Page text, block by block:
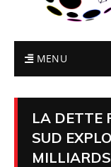
MENU
LA DETTE
SUD